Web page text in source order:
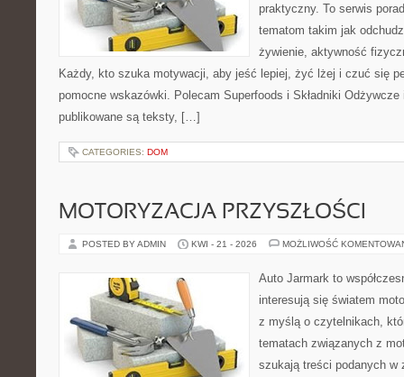
praktyczny. To serwis
tematom takim jak
żywienie, aktywność
Każdy, kto szuka motywacji, aby jeść lepiej, żyć lżej i czuć się
pomocne wskazówki. Polecam Superfoods i Składniki
publikowane są teksty, […]
CATEGORIES: DOM
MOTORYZACJA PRZYSZŁOŚCI
POSTED BY ADMIN KWI - 21 - 2026 MOŻLIWOŚĆ
Auto Jarmark to
interesują się światem
z myślą o czytelnikach,
tematach związanych z
szukają treści podanych w